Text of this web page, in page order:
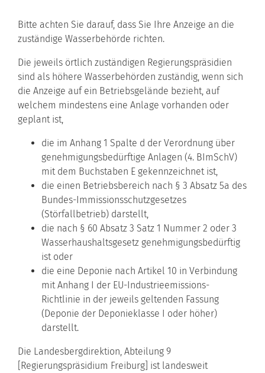
Bitte achten Sie darauf, dass Sie Ihre Anzeige an die
zuständige Wasserbehörde richten.
Die jeweils örtlich zuständigen Regierungspräsidien
sind als höhere Wasserbehörden zuständig, wenn sich
die Anzeige auf ein Betriebsgelände bezieht, auf
welchem mindestens eine Anlage vorhanden oder
geplant ist,
die im Anhang 1 Spalte d der Verordnung über
genehmigungsbedürftige Anlagen (4. BImSchV)
mit dem Buchstaben E gekennzeichnet ist,
die einen Betriebsbereich nach § 3 Absatz 5a des
Bundes-Immissionsschutzgesetzes
(Störfallbetrieb) darstellt,
die nach § 60 Absatz 3 Satz 1 Nummer 2 oder 3
Wasserhaushaltsgesetz genehmigungsbedürftig
ist oder
die eine Deponie nach Artikel 10 in Verbindung
mit Anhang I der EU-Industrieemissions-
Richtlinie in der jeweils geltenden Fassung
(Deponie der Deponieklasse I oder höher)
darstellt.
Die Landesbergdirektion, Abteilung 9
[Regierungspräsidium Freiburg] ist landesweit